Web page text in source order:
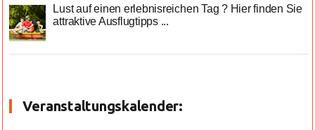
Lust auf einen erlebnisreichen Tag ? Hier finden Sie
attraktive Ausflugtipps ...
Veranstaltungskalender: